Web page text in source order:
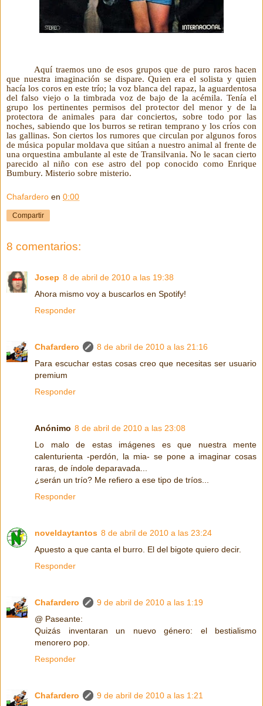
Aquí traemos uno de esos grupos que de puro raros hacen
que nuestra imaginación se dispare. Quien era el solista y quien
hacía los coros en este trío; la voz blanca del rapaz, la aguardentosa
del falso viejo o la timbrada voz de bajo de la acémila. Tenía el
grupo los pertinentes permisos del protector del menor y de la
protectora de animales para dar conciertos, sobre todo por las
noches, sabiendo que los burros se retiran temprano y los críos con
las gallinas. Son ciertos los rumores que circulan por algunos foros
de música popular moldava que sitúan a nuestro animal al frente de
una orquestina ambulante al este de Transilvania. No le sacan cierto
parecido al niño con ese astro del pop conocido como Enrique
Bumbury. Misterio sobre misterio.
Chafardero en 0:00
Compartir
8 comentarios:
Josep 8 de abril de 2010 a las 19:38
Ahora mismo voy a buscarlos en Spotify!
Responder
Chafardero
8 de abril de 2010 a las 21:16
Para escuchar estas cosas creo que necesitas ser usuario
premium
Responder
Anónimo 8 de abril de 2010 a las 23:08
Lo malo de estas imágenes es que nuestra mente
calenturienta -perdón, la mia- se pone a imaginar cosas
raras, de índole deparavada...
¿serán un trío? Me refiero a ese tipo de tríos...
Responder
noveldaytantos 8 de abril de 2010 a las 23:24
Apuesto a que canta el burro. El del bigote quiero decir.
Responder
Chafardero
9 de abril de 2010 a las 1:19
@ Paseante:
Quizás inventaran un nuevo género: el bestialismo
menorero pop.
Responder
Chafardero
9 de abril de 2010 a las 1:21